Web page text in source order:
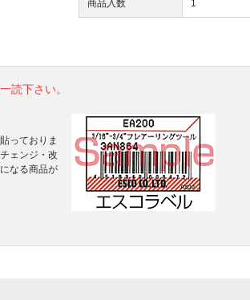
商品入数 1
読下さい。
っておりま
ェンジ・改
なる商品が